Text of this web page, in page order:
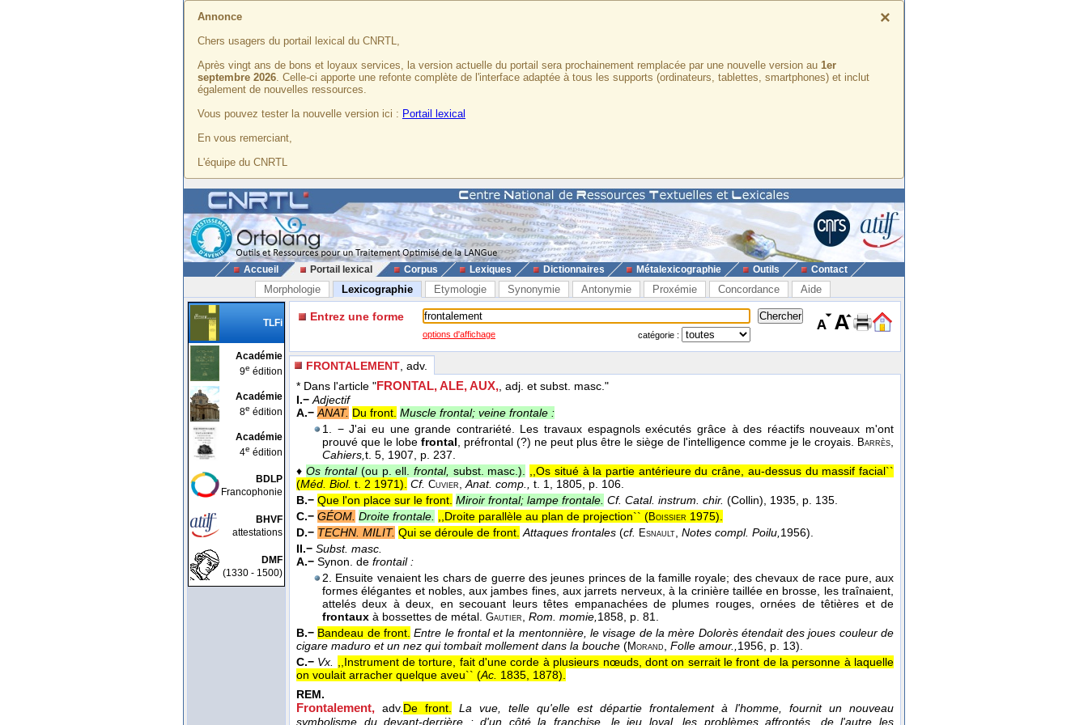
×
Annonce
Chers usagers du portail lexical du CNRTL,
Après vingt ans de bons et loyaux services, la version actuelle du portail sera prochainement remplacée par une nouvelle version au 1er
septembre 2026. Celle-ci apporte une refonte complète de l'interface adaptée à tous les supports (ordinateurs, tablettes, smartphones) et inclut
également de nouvelles ressources.
Vous pouvez tester la nouvelle version ici : Portail lexical
En vous remerciant,
L'équipe du CNRTL
Accueil Portail lexical Corpus Lexiques Dictionnaires Métalexicographie Outils Contact
Morphologie Lexicographie Etymologie Synonymie Antonymie Proxémie Concordance Aide
TLFi
Académie
9e édition
Académie
8e édition
Académie
4e édition
BDLP
Francophonie
BHVF
attestations
DMF
(1330 - 1500)
Entrez une forme
options d'affichage catégorie :
FRONTALEMENT , adv.
* Dans l'article "FRONTAL, ALE, AUX,, adj. et subst. masc."
I.− Adjectif
A.− ANAT. Du front. Muscle frontal; veine frontale :
1. − J'ai eu une grande contrariété. Les travaux espagnols exécutés grâce à des réactifs nouveaux m'ont
prouvé que le lobe frontal, préfrontal (?) ne peut plus être le siège de l'intelligence comme je le croyais. Barrès,
Cahiers,t. 5, 1907, p. 237.
♦Os frontal(ou p. ell.frontal, subst. masc.). ,,Os situé à la partie antérieure du crâne, au-dessus du massif facial``
(Méd. Biol. t. 2 1971). Cf. Cuvier,Anat. comp., t. 1, 1805, p. 106.
B.− Que l'on place sur le front. Miroir frontal; lampe frontale. Cf. Catal. instrum. chir. (Collin), 1935, p. 135.
C.− GÉOM. Droite frontale. ,,Droite parallèle au plan de projection`` (Boissier 1975).
D.− TECHN. MILIT. Qui se déroule de front. Attaques frontales (cf. Esnault, Notes compl. Poilu,1956).
II.− Subst. masc.
A.− Synon. de frontail :
2. Ensuite venaient les chars de guerre des jeunes princes de la famille royale; des chevaux de race pure, aux
formes élégantes et nobles, aux jambes fines, aux jarrets nerveux, à la crinière taillée en brosse, les traînaient,
attelés deux à deux, en secouant leurs têtes empanachées de plumes rouges, ornées de têtières et de
frontaux à bossettes de métal. Gautier, Rom. momie,1858, p. 81.
B.− Bandeau de front. Entre le frontal et la mentonnière, le visage de la mère Dolorès étendait des joues couleur de
cigare maduro et un nez qui tombait mollement dans la bouche (Morand, Folle amour.,1956, p. 13).
C.− Vx. ,,Instrument de torture, fait d'une corde à plusieurs nœuds, dont on serrait le front de la personne à laquelle
on voulait arracher quelque aveu`` (Ac. 1835, 1878).
REM.
Frontalement, adv.De front.
La vue, telle qu'elle est départie frontalement à l'homme, fournit un nouveau
symbolisme du devant-derrière : d'un côté la franchise, le jeu loyal, les problèmes affrontés, de l'autre les